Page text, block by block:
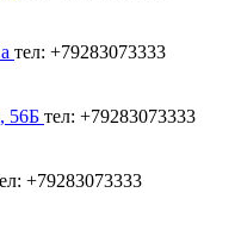
тел: +79283073333
56Б тел: +79283073333
+79283073333